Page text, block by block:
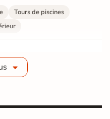
Tours de piscines